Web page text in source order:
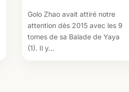
Golo Zhao avait attiré notre
attention dès 2015 avec les 9
tomes de sa Balade de Yaya
(1). Il y...